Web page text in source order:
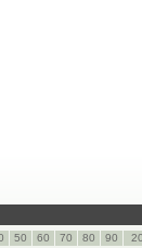
50 60 70 80 90